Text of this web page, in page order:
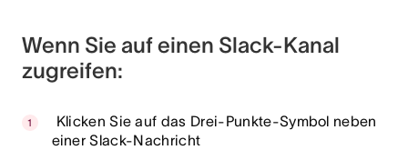
Wenn Sie auf einen Slack-Kanal
zugreifen:
Klicken Sie auf das Drei-Punkte-Symbol neben
einer Slack-Nachricht